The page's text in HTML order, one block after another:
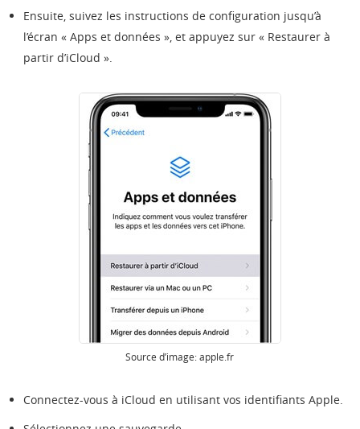
Ensuite, suivez les instructions de configuration jusqu’à
l’écran « Apps et données », et appuyez sur « Restaurer à
partir d’iCloud ».
Source d’image: apple.fr
Connectez-vous à iCloud en utilisant vos identifiants Apple.